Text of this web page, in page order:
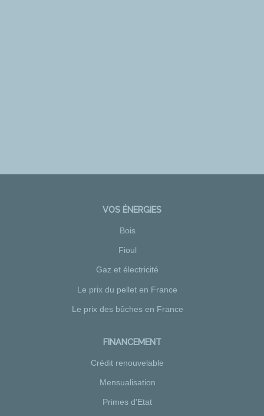
VOS ÉNERGIES
Bois
Fioul
Gaz et électricité
Le prix du pellet en France
Le prix des bûches en France
FINANCEMENT
Crédit renouvelable
Mensualisation
Primes d'Etat